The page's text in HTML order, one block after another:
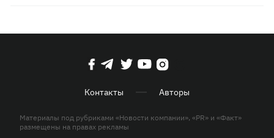
Контакты Авторы
Материалы под рубриками «Новости компании», «PR» и «Факт»
размещены на правах рекламы